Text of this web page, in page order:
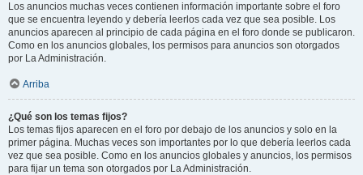
Los anuncios muchas veces contienen información importante sobre el foro
que se encuentra leyendo y debería leerlos cada vez que sea posible. Los
anuncios aparecen al principio de cada página en el foro donde se publicaron.
Como en los anuncios globales, los permisos para anuncios son otorgados
por La Administración.
Arriba
¿Qué son los temas fijos?
Los temas fijos aparecen en el foro por debajo de los anuncios y solo en la
primer página. Muchas veces son importantes por lo que debería leerlos cada
vez que sea posible. Como en los anuncios globales y anuncios, los permisos
para fijar un tema son otorgados por La Administración.